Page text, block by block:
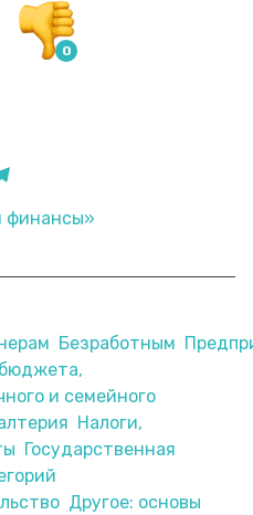
финансы»
Безработным
и семейного
Налоги,
Государственная
Другое: основы